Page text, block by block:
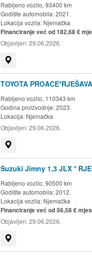
Rabljeno vozilo, 93400 km
Godište automobila: 2021.
Lokacija vozila: Njemačka
Financiranje već od 182,68 €
Objavljen:29.06.2026.
TOYOTA
Rabljeno vozilo, 110343 km
Godina proizvodnje: 2023.
Lokacija: Njemačka
Objavljen:29.06.2026.
Suzuki Jimny 1,3 JLX *
Rabljeno vozilo, 90500 km
Godište automobila: 2012.
Lokacija vozila: Njemačka
Financiranje već od 56,58 €
Objavljen:29.06.2026.